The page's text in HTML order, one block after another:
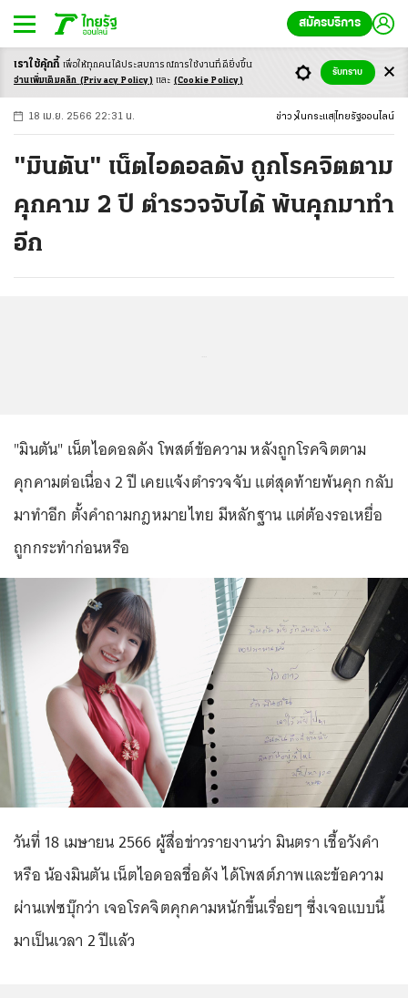
สมัครบริการ
-ก ก ก+
18 เม.ย. 2566 22:31 น. ข่าว ในกระแส ไทยรัฐออนไลน์
"มินตัน" เน็ตไอดอลดัง ถูกโรคจิตตาม
คุกคาม 2 ปี ตำรวจจับได้ พ้นคุกมาทำ
อีก
"มินตัน" เน็ตไอดอลดัง โพสต์ข้อความ หลังถูกโรคจิตตาม
คุกคามต่อเนื่อง 2 ปี เคยแจ้งตำรวจจับ แต่สุดท้ายพ้นคุก กลับ
มาทำอีก ตั้งคำถามกฎหมายไทย มีหลักฐาน แต่ต้องรอเหยื่อ
ถูกกระทำก่อนหรือ
วันที่ 18 เมษายน 2566 ผู้สื่อข่าวรายงานว่า มินตรา เชื้อวังคำ
หรือ น้องมินตัน เน็ตไอดอลชื่อดัง ได้โพสต์ภาพและข้อความ
ผ่านเฟซบุ๊กว่า เจอโรคจิตคุกคามหนักขึ้นเรื่อยๆ ซึ่งเจอแบบนี้
มาเป็นเวลา 2 ปีแล้ว
เราใช้คุ้กกี้ เพื่อให้ทุกคนได้ประสบการณ์การใช้งานที่ดียิ่งขึ้น
อ่านเพิ่มเติมคลิก (Privacy Policy) และ (Cookie Policy)
รับทราบ